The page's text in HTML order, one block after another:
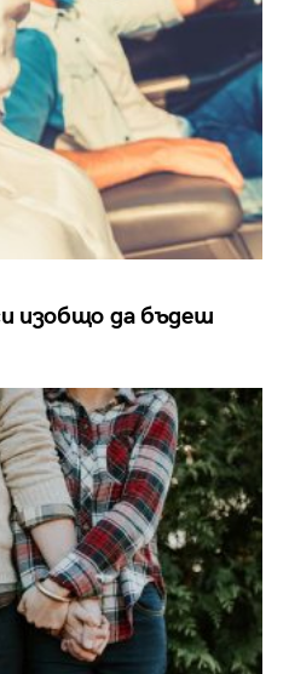
изобщо да бъдеш